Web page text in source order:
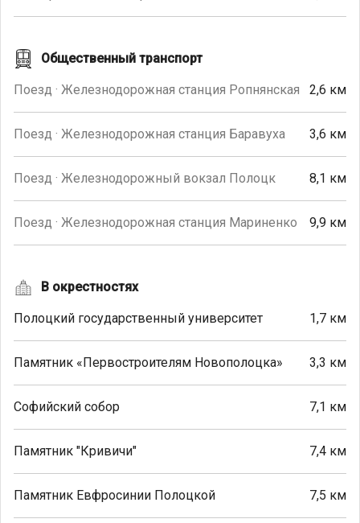
Общественный транспорт
Поезд · Железнодорожная станция Ропнянская 2,6 км
Поезд · Железнодорожная станция Баравуха 3,6 км
Поезд · Железнодорожный вокзал Полоцк 8,1 км
Поезд · Железнодорожная станция Мариненко 9,9 км
В окрестностях
Полоцкий государственный университет 1,7 км
Памятник «Первостроителям Новополоцка» 3,3 км
Софийский собор 7,1 км
Памятник "Кривичи" 7,4 км
Памятник Евфросинии Полоцкой 7,5 км